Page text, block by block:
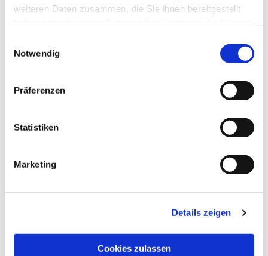
weiteren Daten zusammen, die Sie ihnen bereitgestellt
Notwendig
Präferenzen
Statistiken
Marketing
Details zeigen
Cookies zulassen
Dies könnte Sie auch